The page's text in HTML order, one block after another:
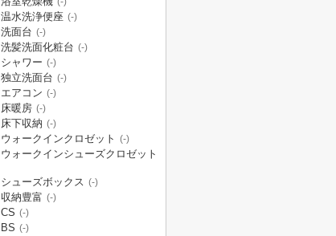
温水洗浄便座 (-)
洗面台 (-)
洗髪洗面化粧台 (-)
シャワー (-)
独立洗面台 (-)
エアコン (-)
床暖房 (-)
床下収納 (-)
ウォークインクロゼット (-)
ウォークインシューズクロゼット
シューズボックス (-)
収納豊富 (-)
CS (-)
BS (-)